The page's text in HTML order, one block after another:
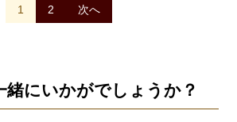
1 2 次へ
緒にいかがでしょうか？